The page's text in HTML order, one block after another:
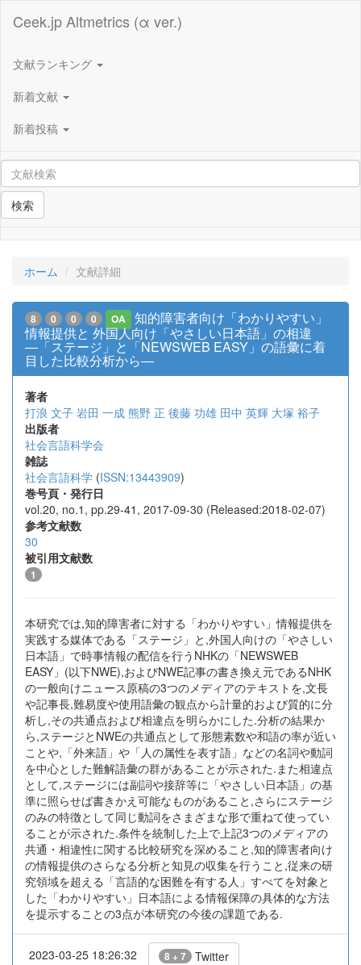
Ceek.jp Altmetrics (α ver.)
文献ランキング
新着文献
新着投稿
検索
ホーム 文献詳細
8 0 0 0 OA
知的障害者向け「わかりやすい」
情報提供と 外国人向け「やさしい日本語」の相違
―「ステージ」と「NEWSWEB EASY」の語彙に着
目した比較分析から―
著者
打浪 文子 岩田 一成 熊野 正 後藤 功雄 田中 英輝 大塚 裕子
出版者
社会言語科学会
雑誌
社会言語科学 (ISSN:13443909)
巻号頁・発行日
vol.20, no.1, pp.29-41, 2017-09-30 (Released:2018-02-07)
参考文献数
30
被引用文献数
1
本研究では,知的障害者に対する「わかりやすい」情報提供を
実践する媒体である「ステージ」と,外国人向けの「やさしい
日本語」で時事情報の配信を行うNHKの「NEWSWEB
EASY」(以下NWE),およびNWE記事の書き換え元であるNHK
の一般向けニュース原稿の3つのメディアのテキストを,文長
や記事長,難易度や使用語彙の観点から計量的および質的に分
析し,その共通点および相違点を明らかにした.分析の結果か
ら,ステージとNWEの共通点として形態素数や和語の率が近い
ことや,「外来語」や「人の属性を表す語」などの名詞や動詞
を中心とした難解語彙の群があることが示された.また相違点
として,ステージには副詞や接辞等に「やさしい日本語」の基
準に照らせば書きかえ可能なものがあること,さらにステージ
のみの特徴として同じ動詞をさまざまな形で重ねて使ってい
ることが示された.条件を統制した上で上記3つのメディアの
共通・相違性に関する比較研究を深めること,知的障害者向け
の情報提供のさらなる分析と知見の収集を行うこと,従来の研
究領域を超える「言語的な困難を有する人」すべてを対象と
した「わかりやすい」日本語による情報保障の具体的な方法
を提示することの3点が本研究の今後の課題である.
2023-03-25 18:26:32 8 + 7 Twitter